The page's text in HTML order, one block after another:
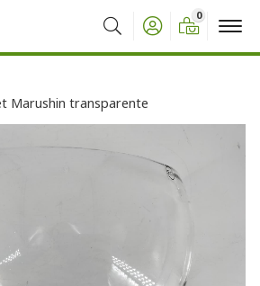
Buscar
0
Marushin transparente